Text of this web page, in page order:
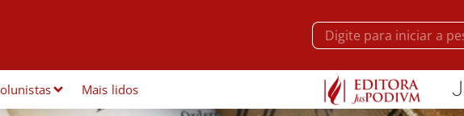
Mais lidos